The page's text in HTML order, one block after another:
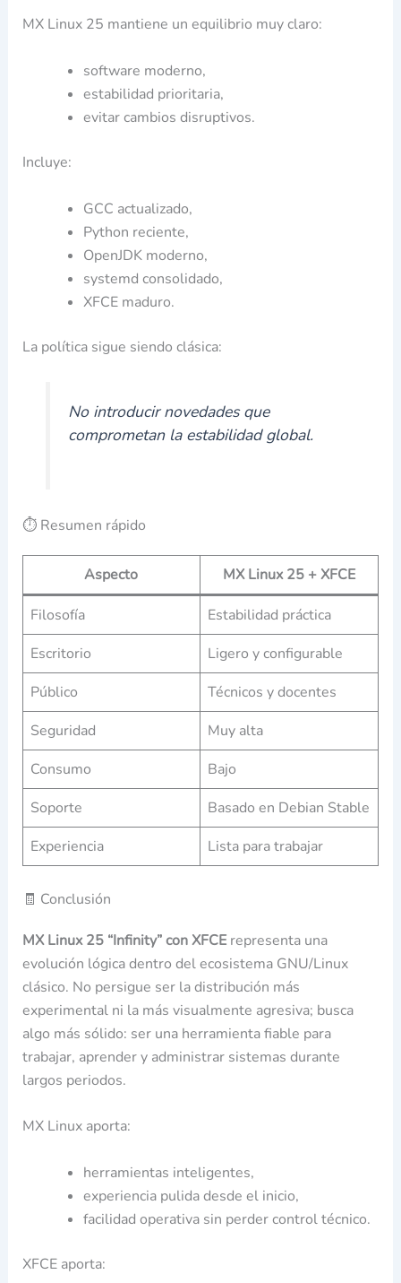
MX Linux 25 mantiene un equilibrio muy claro:
software moderno,
estabilidad prioritaria,
evitar cambios disruptivos.
Incluye:
GCC actualizado,
Python reciente,
OpenJDK moderno,
systemd consolidado,
XFCE maduro.
La política sigue siendo clásica:
No introducir novedades que
comprometan la estabilidad global.
⏱️ Resumen rápido
Aspecto MX Linux 25 + XFCE
Filosofía
Estabilidad práctica
Escritorio
Ligero y configurable
Público
Técnicos y docentes
Seguridad
Muy alta
Consumo
Bajo
Soporte
Basado en Debian Stable
Experiencia
Lista para trabajar
🧾 Conclusión
MX Linux 25 “Infinity” con XFCErepresenta una
evolución lógica dentro del ecosistema GNU/Linux
clásico. No persigue ser la distribución más
experimental ni la más visualmente agresiva; busca
algo más sólido: ser una herramienta fiable para
trabajar, aprender y administrar sistemas durante
largos periodos.
MX Linux aporta:
herramientas inteligentes,
experiencia pulida desde el inicio,
facilidad operativa sin perder control técnico.
XFCE aporta: